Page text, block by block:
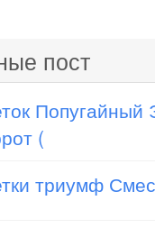
пост
Попугайный
(
триумф